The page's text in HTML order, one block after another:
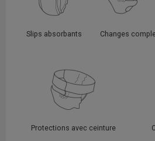
Slips absorbants Changes
Protections avec ceinture